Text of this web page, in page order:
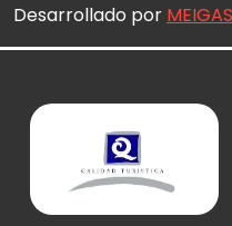
Desarrollado por